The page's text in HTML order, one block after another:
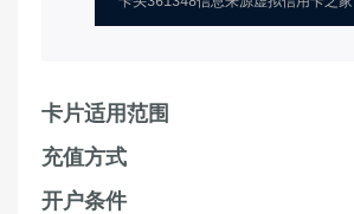
卡片适用范围
充值方式
开户条件